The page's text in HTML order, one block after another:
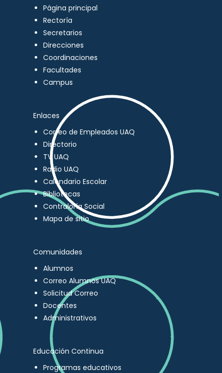
Página principal
Rectoría
Secretarios
Direcciones
Coordinaciones
Facultades
Campus
Enlaces
Correo de Empleados UAQ
Directorio
TV UAQ
Radio UAQ
Calendario Escolar
Bibliotecas
Contraloría Social
Mapa de sitio
Comunidades
Alumnos
Correo Alumnos UAQ
Solicitud Correo
Docentes
Administrativos
Educación Continua
Programas educativos